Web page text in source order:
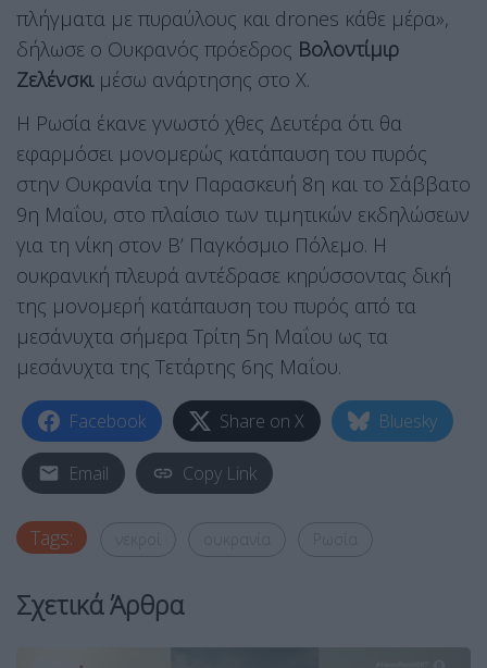
πλήγματα με πυραύλους και drones κάθε μέρα»,
δήλωσε ο Ουκρανός πρόεδρος Βολοντίμιρ
Ζελένσκι μέσω ανάρτησης στο Χ.
Η Ρωσία έκανε γνωστό χθες Δευτέρα ότι θα
εφαρμόσει μονομερώς κατάπαυση του πυρός
στην Ουκρανία την Παρασκευή 8η και το Σάββατο
9η Μαΐου, στο πλαίσιο των τιμητικών εκδηλώσεων
για τη νίκη στον Β’ Παγκόσμιο Πόλεμο. Η
ουκρανική πλευρά αντέδρασε κηρύσσοντας δική
της μονομερή κατάπαυση του πυρός από τα
μεσάνυχτα σήμερα Τρίτη 5η Μαΐου ως τα
μεσάνυχτα της Τετάρτης 6ης Μαΐου.
Facebook Share on X Bluesky
Email Copy Link
Tags:
Σχετικά Άρθρα